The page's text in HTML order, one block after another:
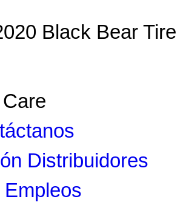
Black Bear Tire
Distribuidores
Empleos